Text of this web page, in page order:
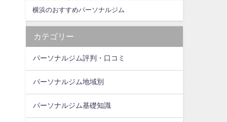
横浜のおすすめパーソナルジム
カテゴリー
パーソナルジム評判・口コミ
パーソナルジム地域別
パーソナルジム基礎知識